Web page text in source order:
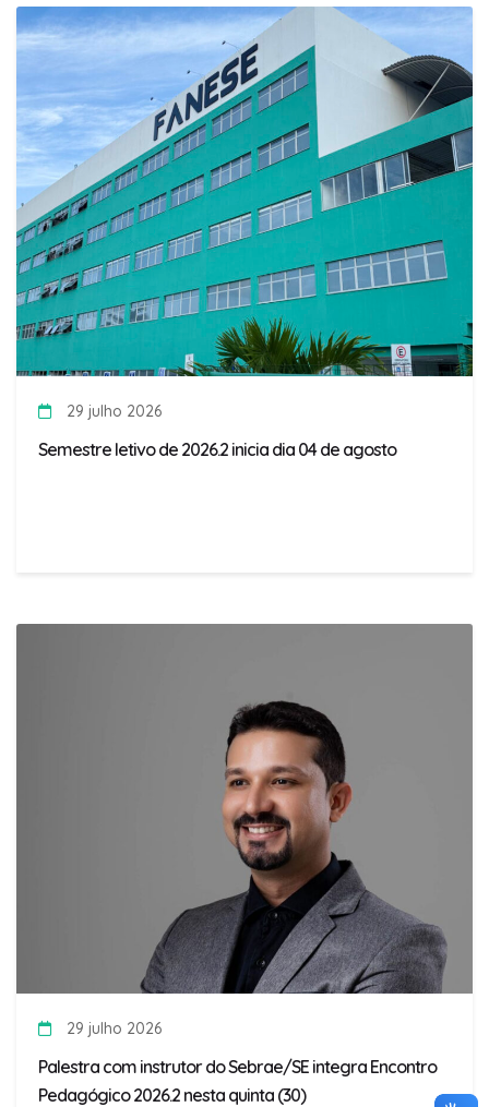
29 julho 2026
Semestre letivo de 2026.2 inicia dia 04 de agosto
29 julho 2026
Palestra com instrutor do Sebrae/SE integra Encontro
Pedagógico 2026.2 nesta quinta (30)